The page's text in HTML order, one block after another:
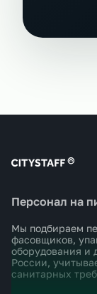
Персонал на
Мы подбираем
фасовщиков,
оборудования и
России,
санитарных